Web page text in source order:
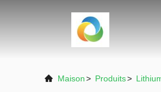
Maison> Produits>